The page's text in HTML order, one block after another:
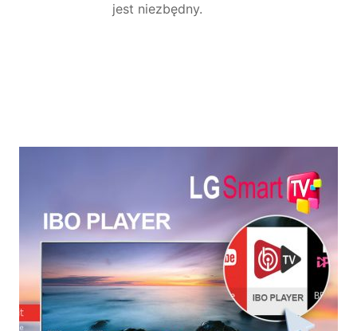
jest niezbędny.